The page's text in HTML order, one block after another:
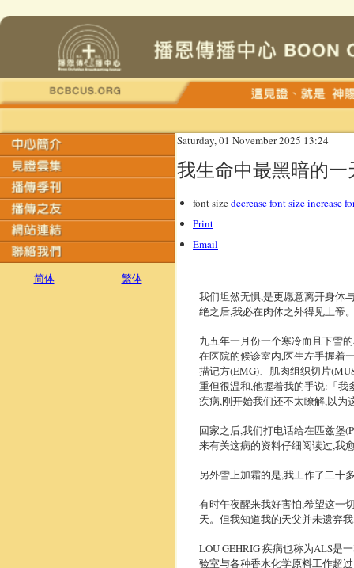
Saturday, 01 November 2025 13:24
我生命中最黑暗的
font sizedecrease font sizeincrease
Print
Email
我们坦然无惧,是更愿意离开身体
绝之后,我必在肉体之外得见上帝
九五年一月份一个寒冷而且下雪
在医院的候诊室内,医生左手握着
描记方(EMG)、肌肉组织切片
重但很温和,他握着我的手说:「我
疾病,刚开始我们还不太瞭解,以为
回家之后,我们打电话给在匹兹堡
来有关这病的资料仔细阅读过,我
另外雪上加霜的是,我工作了二十
有时午夜醒来我好害怕,希望这一
天。但我知道我的天父并未遗弃
LOU GEHRIG 疾病也称为ALS是
验室与各种香水化学原料工作超
简体 繁体